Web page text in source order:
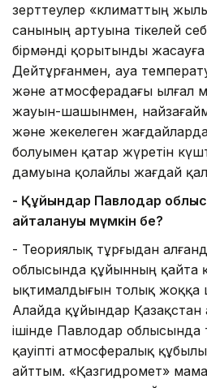
зерттеулер «климаттың
санының артуына тікелей
бірмәнді қорытынды жасауға
Дейтұрғанмен, ауа
және атмосферадағы ылғал
жауын-шашынмен,
және жекелеген
болуымен қатар жүретін
дамуына қолайлы жағдай
- Құйындар Павлодар
қайталануы мүмкін бе?
- Теориялық тұрғыдан
облысында құйынның қайта
ықтималдығын толық жоққа
Алайда құйындар
ішінде Павлодар облысында
қауіпті атмосфералық
айттым. «Қазгидромет»